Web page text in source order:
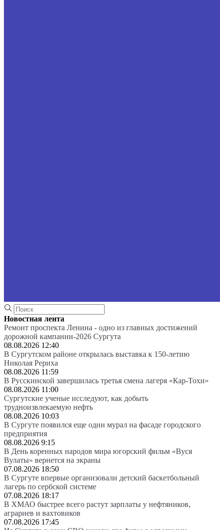
Новостная лента
Ремонт проспекта Ленина - одно из главных достижений
дорожной кампании-2026 Сургута
08.08.2026 12:40
В Сургутском районе открылась выставка к 150-летию
Николая Рериха
08.08.2026 11:59
В Русскинской завершилась третья смена лагеря «Кар-Тохи»
08.08.2026 11:00
Сургутские ученые исследуют, как добыть
трудноизвлекаемую нефть
08.08.2026 10:03
В Сургуте появился еще один мурал на фасаде городского
предприятия
08.08.2026 9:15
В День коренных народов мира югорский фильм «Вуся
Вулаты» вернется на экраны
07.08.2026 18:50
В Сургуте впервые организовали детский баскетбольный
лагерь по сербской системе
07.08.2026 18:17
В ХМАО быстрее всего растут зарплаты у нефтяников,
аграриев и вахтовиков
07.08.2026 17:45